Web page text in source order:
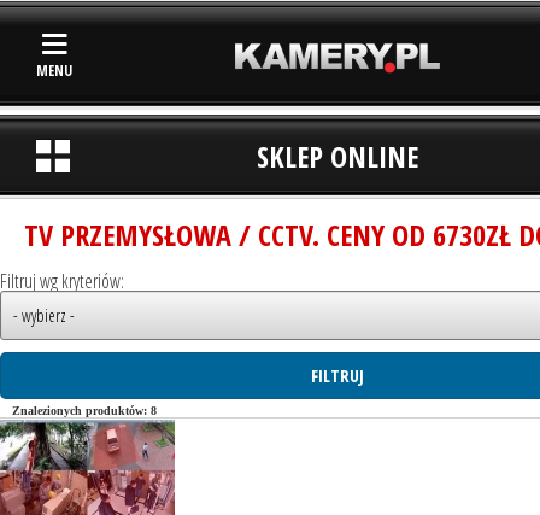
MENU
SKLEP ONLINE
TV PRZEMYSŁOWA / CCTV. CENY OD 6730ZŁ
Filtruj wg kryteriów:
Znalezionych produktów: 8